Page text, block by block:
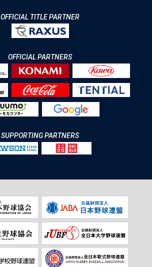
OFFICIAL TITLE PARTNER
OFFICIAL PARTNERS
SUPPORTING PARTNERS